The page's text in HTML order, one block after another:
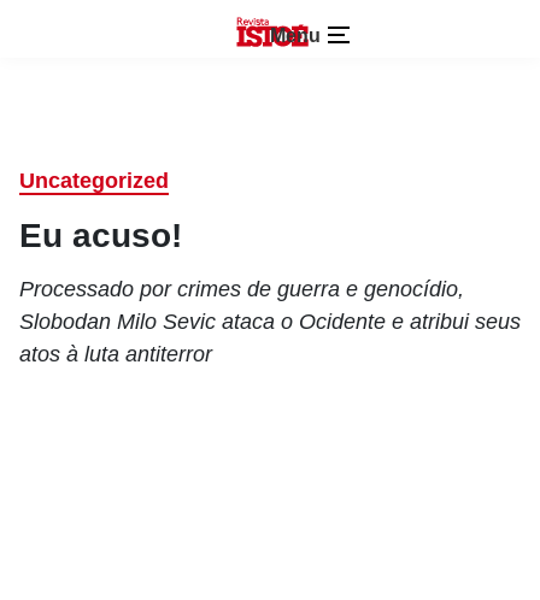
Menu
Uncategorized
Eu acuso!
Processado por crimes de guerra e genocídio,
Slobodan Milo Sevic ataca o Ocidente e atribui seus
atos à luta antiterror